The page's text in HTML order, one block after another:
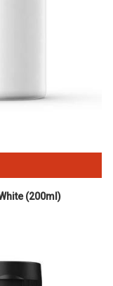
(200ml)